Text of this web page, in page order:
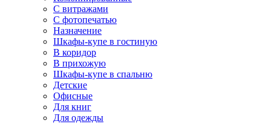
С витражами
С фотопечатью
Назначение
Шкафы-купе в гостиную
В коридор
В прихожую
Шкафы-купе в спальню
Детские
Офисные
Для книг
Для одежды